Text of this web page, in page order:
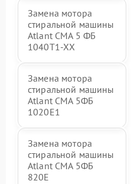
Замена мотора
стиральной машины
Atlant СМА 5 ФБ
1040Т1-ХХ
Замена мотора
стиральной машины
Atlant СМА 5ФБ
1020Е1
Замена мотора
стиральной машины
Atlant СМА 5ФБ
820Е